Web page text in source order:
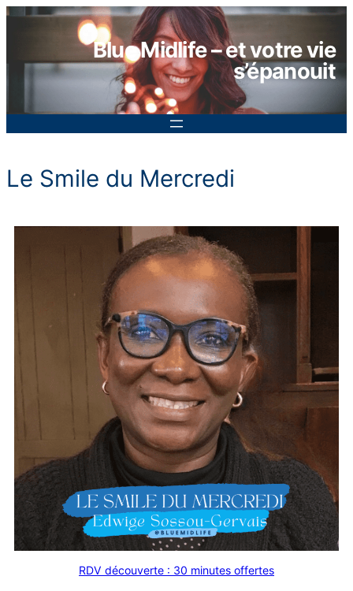
Aller
Blue Midlife – et votre vie
s’épanouit
Le Smile du Mercredi
RDV découverte : 30 minutes offertes